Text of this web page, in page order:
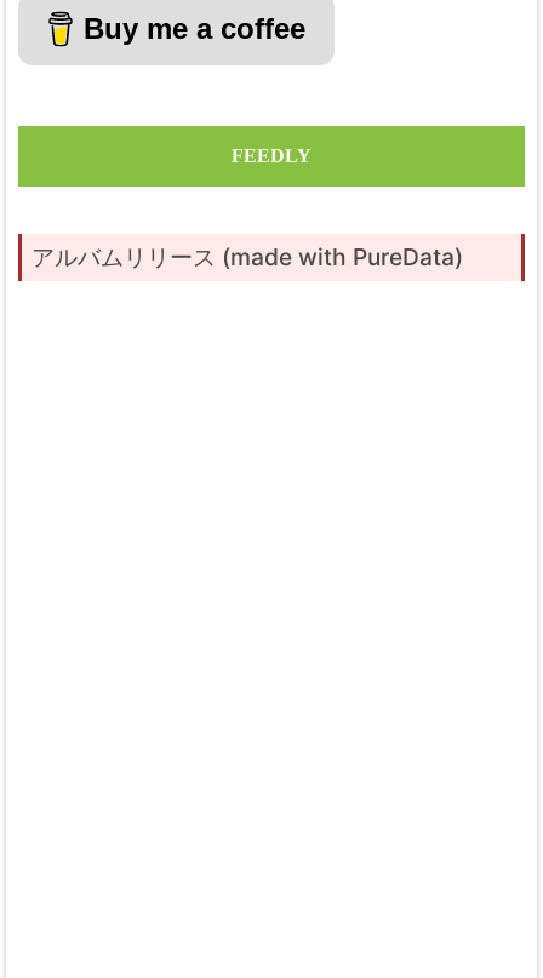
Buy me a coffee
FEEDLY
アルバムリリース (made with PureData)